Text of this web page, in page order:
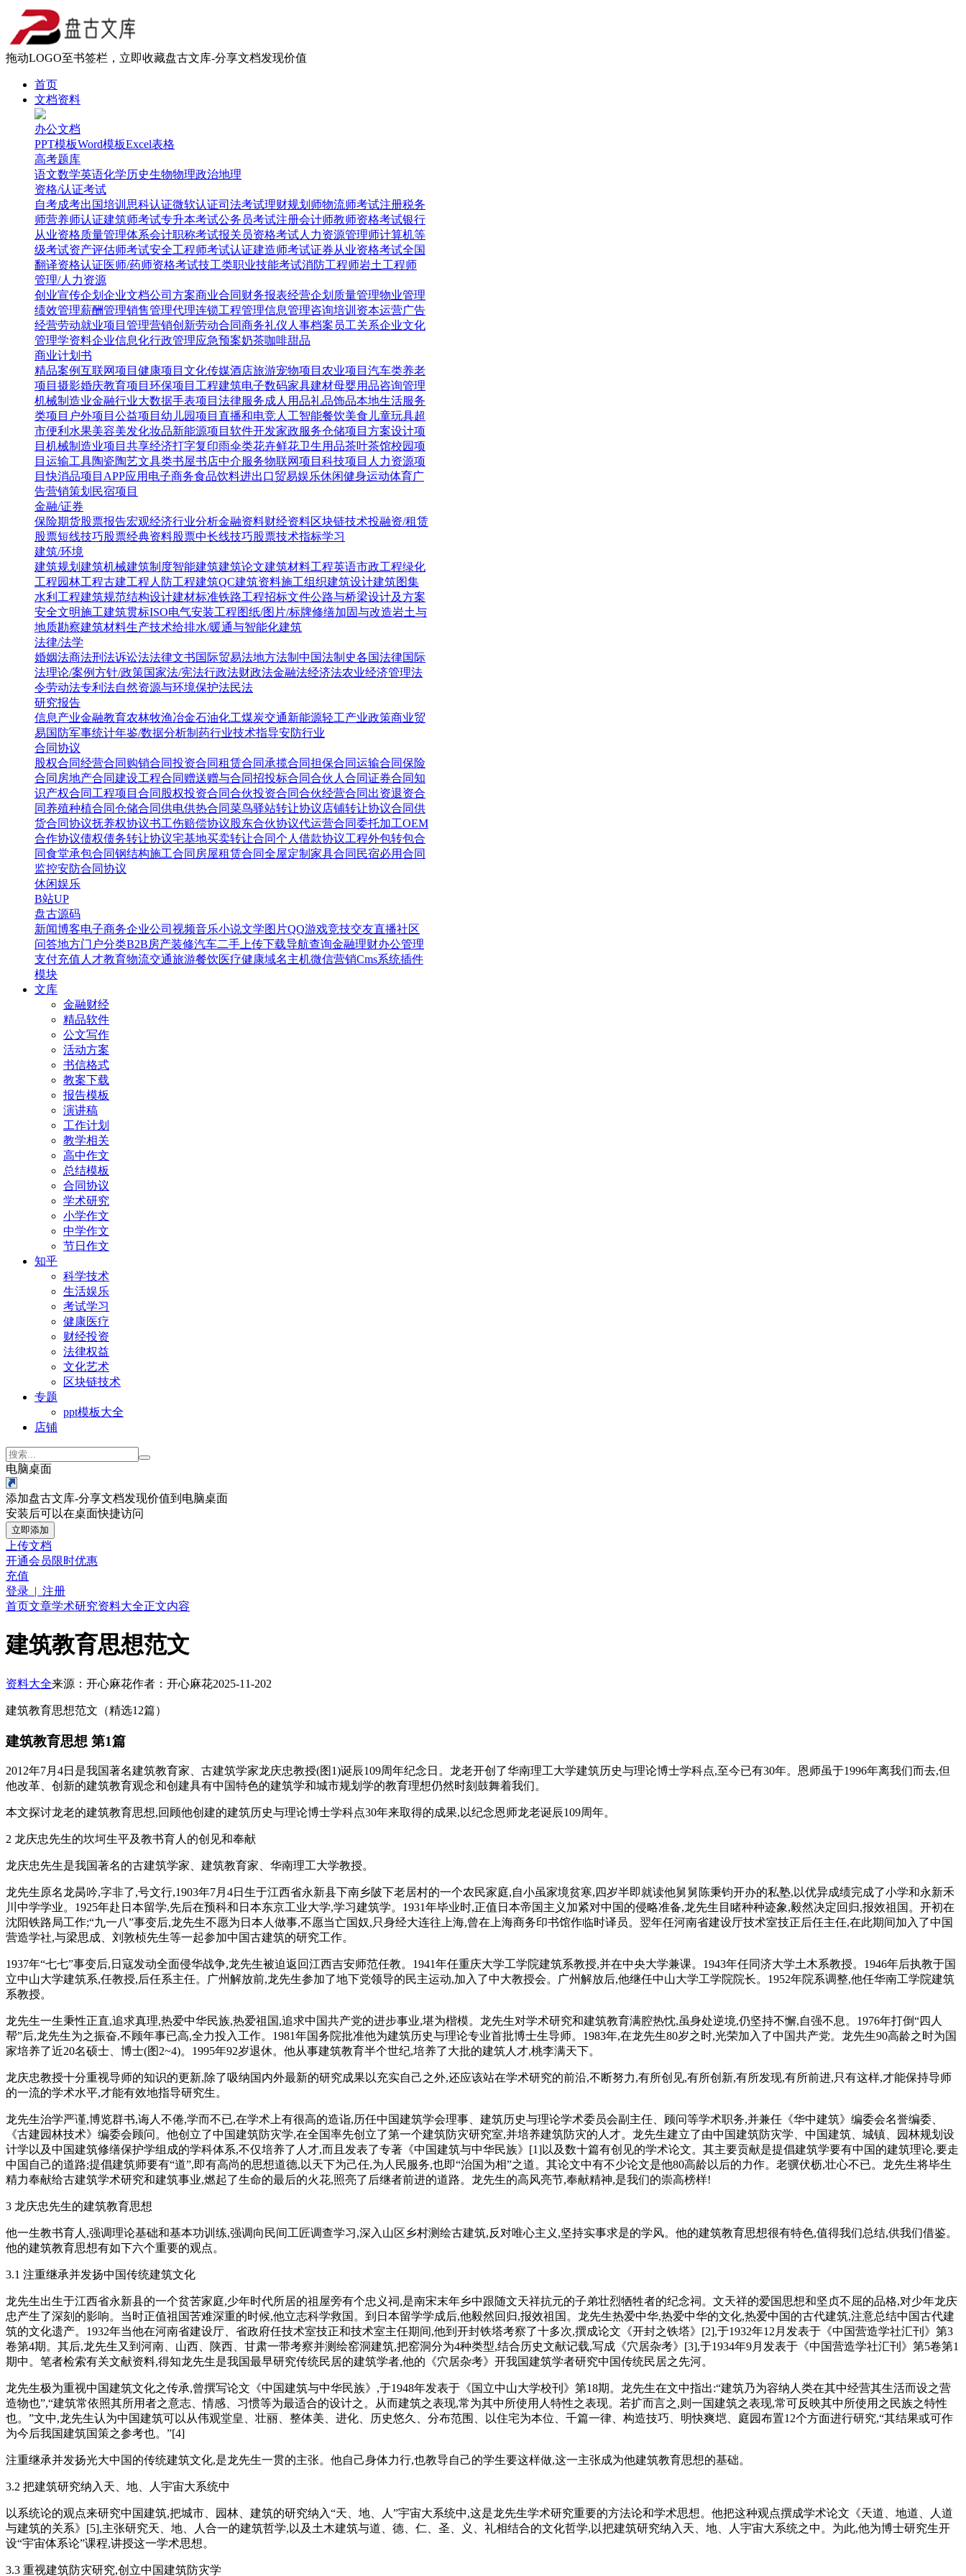
拖动LOGO至书签栏，立即收藏盘古文库-分享文档发现价值
首页
文档资料
办公文档
PPT模板Word模板Excel表格
高考题库
语文数学英语化学历史生物物理政治地理
资格/认证考试
自考成考出国培训 思科认证微软认证司法考试理财规划师物流师考试注册税务
师营养师认证建筑师考试专升本考试公务员考试注册会计师教师资格考试银行
从业资格质量管理体系会计职称考试报关员资格考试人力资源管理师计算机等
级考试资产评估师考试安全工程师考试认证建造师考试证券从业资格考试全国
翻译资格认证医师/药师资格考试技工类职业技能考试消防工程师岩土工程师
管理/人力资源
创业宣传企划 企业文档公司方案商业合同 财务报表经营企划 质量管理物业管理
绩效管理薪酬管理销售管理代理连锁工程管理信息管理咨询培训 资本运营广告
经营劳动就业项目管理营销创新劳动合同商务礼仪 人事档案 员工关系企业文化
管理学资料企业信息化行政管理应急预案奶茶咖啡甜品
商业计划书
精品案例互联网项目 健康项目 文化传媒酒店旅游宠物项目 农业项目 汽车类养老
项目 摄影婚庆教育项目 环保项目 工程建筑电子数码家具建材母婴用品咨询管理
机械制造业金融行业大数据手表项目 法律服务成人用品礼品饰品本地生活服务
类项目 户外项目 公益项目 幼儿园项目 直播和电竞人工智能餐饮美食 儿童玩具超
市便利水果美容美发化妆品新能源项目 软件开发家政服务仓储项目 方案设计项
目 机械制造业项目 共享经济打字复印雨伞类花卉鲜花卫生用品茶叶茶馆校园项
目 运输工具陶瓷陶艺文具类书屋书店中介服务物联网项目 科技项目 人力资源项
目快消品项目 APP应用 电子商务食品饮料进出口贸易娱乐休闲健身运动体育广
告营销策划 民宿项目
金融/证券
保险期货股票报告宏观经济行业分析金融资料财经资料区块链技术投融资/租赁
股票短线技巧股票经典资料股票中长线技巧股票技术指标学习
建筑/环境
建筑规划 建筑机械建筑制度智能建筑建筑论文建筑材料工程英语市政工程绿化
工程园林工程古建工程 人防工程建筑QC建筑资料施工组织建筑设计建筑图集
水利工程建筑规范结构设计建材标准铁路工程招标文件公路与桥梁设计及方案
安全文明施工建筑贯标ISO电气安装工程图纸/图片/标牌修缮加固与改造岩土与
地质勘察建筑材料生产技术给排水/暖通与智能化建筑
法律/法学
婚姻法商法刑法诉讼法法律文书国际贸易法地方法制 中国法制史各国法律国际
法理论/案例方针/政策国家法/宪法行政法财政法金融法经济法农业经济管理法
令劳动法专利法自然资源与环境保护法民法
研究报告
信息产业金融教育农林牧渔冶金石油化工煤炭交通新能源轻工产业政策商业贸
易国防军事统计年鉴/数据分析制药行业技术指导安防行业
合同协议
股权合同经营合同 购销合同投资合同租赁合同 承揽合同担保合同运输合同保险
合同 房地产合同建设工程合同 赠送赠与合同招投标合同合伙人合同证券合同知
识产权合同 工程项目合同 股权投资合同合伙投资合同合伙经营合同 出资退资合
同 养殖种植合同仓储合同供电供热合同菜鸟驿站转让协议店铺转让协议合同供
货合同协议抚养权协议书工伤赔偿协议股东合伙协议代运营合同委托加工OEM
合作协议债权债务转让协议宅基地买卖转让合同个人借款协议工程外包转包合
同食堂承包合同钢结构施工合同 房屋租赁合同全屋定制家具合同 民宿必用合同
监控安防合同协议
休闲娱乐
B站UP
盘古源码
新闻博客电子商务企业公司 视频音乐小说文学图片QQ游戏竞技交友直播社区
问答地方门户分类B2B房产装修汽车二手 上传下载导航查询金融理财办公管理
支付充值 人才教育物流交通旅游餐饮医疗健康域名主机微信营销Cms系统插件
模块
文库
金融财经
精品软件
公文写作
活动方案
书信格式
教案下载
报告模板
演讲稿
工作计划
教学相关
高中作文
总结模板
合同协议
学术研究
小学作文
中学作文
节日作文
知乎
科学技术
生活娱乐
考试学习
健康医疗
财经投资
法律权益
文化艺术
区块链技术
专题
ppt模板大全
店铺
电脑桌面
添加盘古文库-分享文档发现价值到电脑桌面
安装后可以在桌面快捷访问
立即添加
上传文档
开通会员限时优惠
充值
登录 | 注册
首页文章学术研究资料大全正文内容
建筑教育思想范文
资料大全来源：开心麻花作者：开心麻花2025-11-202
建筑教育思想范文（精选12篇）
建筑教育思想 第1篇
2012年7月4日是我国著名建筑教育家、古建筑学家龙庆忠教授(图1)诞辰109周年纪念日。龙老开创了华南理工大学建筑历史与理论博士学科点,至今已有30年。恩师虽于1996年离我们而去,但
他改革、创新的建筑教育观念和创建具有中国特色的建筑学和城市规划学的教育理想仍然时刻鼓舞着我们。
本文探讨龙老的建筑教育思想,回顾他创建的建筑历史与理论博士学科点30年来取得的成果,以纪念恩师龙老诞辰109周年。
2 龙庆忠先生的坎坷生平及教书育人的创见和奉献
龙庆忠先生是我国著名的古建筑学家、建筑教育家、华南理工大学教授。
龙先生原名龙昺吟,字非了,号文行,1903年7月4日生于江西省永新县下南乡陂下老居村的一个农民家庭,自小虽家境贫寒,四岁半即就读他舅舅陈秉钧开办的私塾,以优异成绩完成了小学和永新禾
川中学学业。1925年赴日本留学,先后在预科和日本东京工业大学,学习建筑学。1931年毕业时,正值日本帝国主义加紧对中国的侵略准备,龙先生目睹种种迹象,毅然决定回归,报效祖国。开初在
沈阳铁路局工作;“九一八”事变后,龙先生不愿为日本人做事,不愿当亡国奴,只身经大连往上海,曾在上海商务印书馆作临时译员。翌年任河南省建设厅技术室技正后任主任,在此期间加入了中国
营造学社,与梁思成、刘敦桢先生等一起参加中国古建筑的研究工作。
1937年“七七”事变后,日寇发动全面侵华战争,龙先生被迫返回江西吉安师范任教。1941年任重庆大学工学院建筑系教授,并在中央大学兼课。1943年任同济大学土木系教授。1946年后执教于国
立中山大学建筑系,任教授,后任系主任。广州解放前,龙先生参加了地下党领导的民主运动,加入了中大教授会。广州解放后,他继任中山大学工学院院长。1952年院系调整,他任华南工学院建筑
系教授。
龙先生一生秉性正直,追求真理,热爱中华民族,热爱祖国,追求中国共产党的进步事业,堪为楷模。龙先生对学术研究和建筑教育满腔热忱,虽身处逆境,仍坚持不懈,自强不息。1976年打倒“四人
帮”后,龙先生为之振奋,不顾年事已高,全力投入工作。1981年国务院批准他为建筑历史与理论专业首批博士生导师。1983年,在龙先生80岁之时,光荣加入了中国共产党。龙先生90高龄之时为国
家培养了近20名硕士、博士(图2~4)。1995年92岁退休。他从事建筑教育半个世纪,培养了大批的建筑人才,桃李满天下。
龙庆忠教授十分重视导师的知识的更新,除了吸纳国内外最新的研究成果以充实自己之外,还应该站在学术研究的前沿,不断努力,有所创见,有所创新,有所发现,有所前进,只有这样,才能保持导师
的一流的学术水平,才能有效地指导研究生。
龙先生治学严谨,博览群书,诲人不倦,学而不已,在学术上有很高的造诣,历任中国建筑学会理事、建筑历史与理论学术委员会副主任、顾问等学术职务,并兼任《华中建筑》编委会名誉编委、
《古建园林技术》编委会顾问。他创立了中国建筑防灾学,在全国率先创立了第一个建筑防灾研究室,并培养建筑防灾的人才。龙先生建立了由中国建筑防灾学、中国建筑、城镇、园林规划设
计学以及中国建筑修缮保护学组成的学科体系,不仅培养了人才,而且发表了专著《中国建筑与中华民族》[1]以及数十篇有创见的学术论文。其主要贡献是提倡建筑学要有中国的建筑理论,要走
中国自己的道路;提倡建筑师要有“道”,即有高尚的思想道德,以天下为己任,为人民服务,也即“治国为相”之道。其论文中有不少论文是他80高龄以后的力作。老骥伏枥,壮心不已。龙先生将毕生
精力奉献给古建筑学术研究和建筑事业,燃起了生命的最后的火花,照亮了后继者前进的道路。龙先生的高风亮节,奉献精神,是我们的崇高榜样!
3 龙庆忠先生的建筑教育思想
他一生教书育人,强调理论基础和基本功训练,强调向民间工匠调查学习,深入山区乡村测绘古建筑,反对唯心主义,坚持实事求是的学风。他的建筑教育思想很有特色,值得我们总结,供我们借鉴。
他的建筑教育思想有如下六个重要的观点。
3.1 注重继承并发扬中国传统建筑文化
龙先生出生于江西省永新县的一个贫苦家庭,少年时代所居的祖屋旁有个忠义祠,是南宋末年乡中跟随文天祥抗元的子弟壮烈牺牲者的纪念祠。文天祥的爱国思想和坚贞不屈的品格,对少年龙庆
忠产生了深刻的影响。当时正值祖国苦难深重的时候,他立志科学救国。到日本留学学成后,他毅然回归,报效祖国。龙先生热爱中华,热爱中华的文化,热爱中国的古代建筑,注意总结中国古代建
筑的文化遗产。1932年当他在河南省建设厅、省政府任技术室技正和技术室主任期间,他到开封铁塔考察了十多次,撰成论文《开封之铁塔》[2],于1932年12月发表于《中国营造学社汇刊》第3
卷第4期。其后,龙先生又到河南、山西、陕西、甘肃一带考察并测绘窑洞建筑,把窑洞分为4种类型,结合历史文献记载,写成《穴居杂考》[3],于1934年9月发表于《中国营造学社汇刊》第5卷第1
期中。笔者检索有关文献资料,得知龙先生是我国最早研究传统民居的建筑学者,他的《穴居杂考》开我国建筑学者研究中国传统民居之先河。
龙先生极为重视中国建筑文化之传承,曾撰写论文《中国建筑与中华民族》,于1948年发表于《国立中山大学校刊》第18期。龙先生在文中指出:“建筑乃为容纳人类在其中经营其生活而设之营
造物也”,“建筑常依照其所用者之意志、情感、习惯等为最适合的设计之。从而建筑之表现,常为其中所使用人特性之表现。若扩而言之,则一国建筑之表现,常可反映其中所使用之民族之特性
也。”文中,龙先生认为中国建筑可以从伟观堂皇、壮丽、整体美、进化、历史悠久、分布范围、以住宅为本位、千篇一律、构造技巧、明快爽垲、庭园布置12个方面进行研究,“其结果或可作
为今后我国建筑国策之参考也。”[4]
注重继承并发扬光大中国的传统建筑文化,是龙先生一贯的主张。他自己身体力行,也教导自己的学生要这样做,这一主张成为他建筑教育思想的基础。
3.2 把建筑研究纳入天、地、人宇宙大系统中
以系统论的观点来研究中国建筑,把城市、园林、建筑的研究纳入“天、地、人”宇宙大系统中,这是龙先生学术研究重要的方法论和学术思想。他把这种观点撰成学术论文《天道、地道、人道
与建筑的关系》[5],主张研究天、地、人合一的建筑哲学,以及土木建筑与道、德、仁、圣、义、礼相结合的文化哲学,以把建筑研究纳入天、地、人宇宙大系统之中。为此,他为博士研究生开
设“宇宙体系论”课程,讲授这一学术思想。
3.3 重视建筑防灾研究,创立中国建筑防灾学